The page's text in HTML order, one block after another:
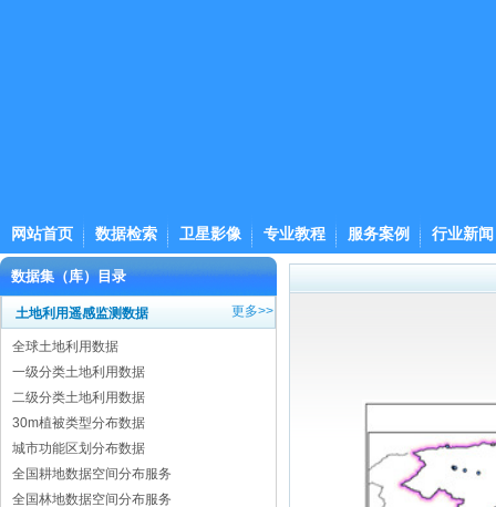
网站首页 数据检索 卫星影像 专业教程 服务案例 行业新闻
数据集（库）目录
土地利用遥感监测数据 更多>>
全球土地利用数据
一级分类土地利用数据
二级分类土地利用数据
30m植被类型分布数据
城市功能区划分布数据
全国耕地数据空间分布服务
全国林地数据空间分布服务